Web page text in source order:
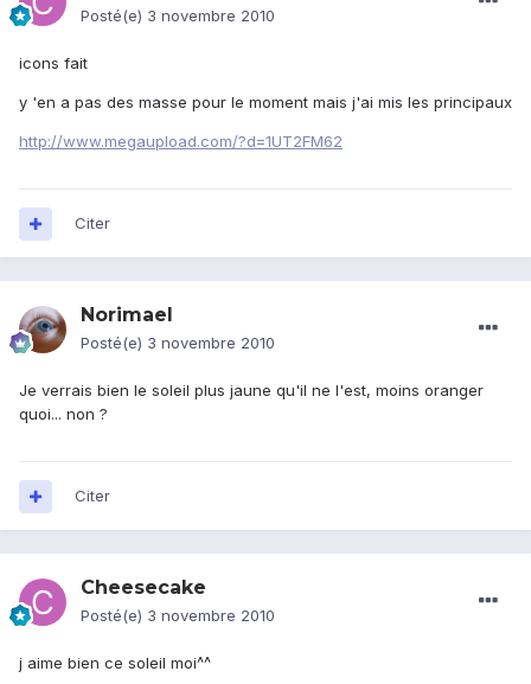
Posté(e) 3 novembre 2010
icons fait
y 'en a pas des masse pour le moment mais j'ai mis les principaux
http://www.megaupload.com/?d=1UT2FM62
Citer
Norimael
Posté(e) 3 novembre 2010
Je verrais bien le soleil plus jaune qu'il ne l'est, moins oranger
quoi... non ?
Citer
Cheesecake
Posté(e) 3 novembre 2010
j aime bien ce soleil moi^^